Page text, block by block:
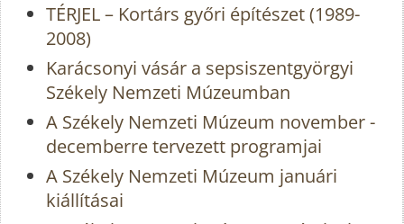
TÉRJEL – Kortárs győri építészet (1989-
2008)
Karácsonyi vásár a sepsiszentgyörgyi
Székely Nemzeti Múzeumban
A Székely Nemzeti Múzeum november -
decemberre tervezett programjai
A Székely Nemzeti Múzeum januári
kiállításai